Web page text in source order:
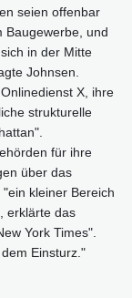
seien offenbar
Baugewerbe, und
in der Mitte
Johnsen.
X, ihre
strukturelle
für ihre
über das
kleiner Bereich
erklärte das
York Times".
Einsturz."